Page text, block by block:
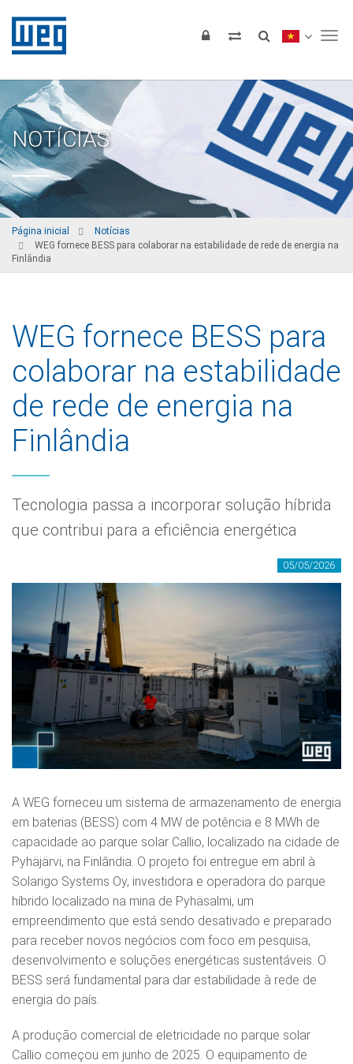
NOTÍCIAS
Página inicial
Notícias
WEG fornece BESS para colaborar na estabilidade de rede de energia na
Finlândia
WEG fornece BESS para
colaborar na estabilidade
de rede de energia na
Finlândia
Tecnologia passa a incorporar solução híbrida
que contribui para a eficiência energética
05/05/2026
A WEG forneceu um sistema de armazenamento de energia
em baterias (BESS) com 4 MW de potência e 8 MWh de
capacidade ao parque solar Callio, localizado na cidade de
Pyhäjärvi, na Finlândia. O projeto foi entregue em abril à
Solarigo Systems Oy, investidora e operadora do parque
híbrido localizado na mina de Pyhäsalmi, um
empreendimento que está sendo desativado e preparado
para receber novos negócios com foco em pesquisa,
desenvolvimento e soluções energéticas sustentáveis. O
BESS será fundamental para dar estabilidade à rede de
energia do país.
A produção comercial de eletricidade no parque solar
Callio começou em junho de 2025. O equipamento de